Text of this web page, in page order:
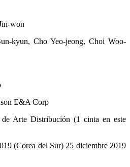
won
kyun, Cho Yeo-jeong, Choi Woo-
E&A Corp
Arte Distribución (1 cinta en este
(Corea del Sur) 25 diciembre 2019